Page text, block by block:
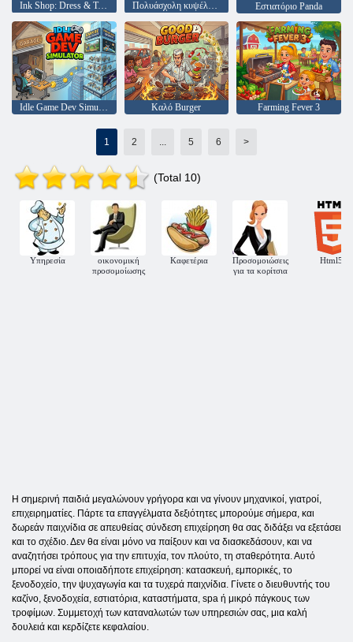
Ink Shop: Dress & Tattoo Games Εστιατόριο Panda
Καλό Burger Farming Fever 3
1 2 5 6 >
(Total 10)
Υπηρεσία
οικονομική
προσομοίωσης
Καφετέρια
Προσομοιώσεις
για τα κορίτσια
Html5
Η σημερινή παιδιά μεγαλώνουν γρήγορα και να γίνουν μηχανικοί, γιατροί,
επιχειρηματίες. Πάρτε τα επαγγέλματα δεξιότητες μπορούμε σήμερα, και
δωρεάν παιχνίδια σε απευθείας σύνδεση επιχείρηση θα σας διδάξει να εξετάσει
και το σχέδιο. Δεν θα είναι μόνο να παίξουν και να διασκεδάσουν, και να
αναζητήσει τρόπους για την επιτυχία, τον πλούτο, τη σταθερότητα. Αυτό
μπορεί να είναι οποιαδήποτε επιχείρηση: κατασκευή, εμπορικές, το
ξενοδοχείο, την ψυχαγωγία και τα τυχερά παιχνίδια. Γίνετε ο διευθυντής του
καζίνο, ξενοδοχεία, εστιατόρια, καταστήματα, spa ή μικρό πάγκους των
τροφίμων. Συμμετοχή των καταναλωτών των υπηρεσιών σας, μια καλή
δουλειά και κερδίζετε κεφαλαίου.